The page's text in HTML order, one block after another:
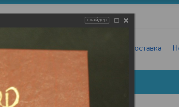
Контакты О Типографии Доставка
слайдер